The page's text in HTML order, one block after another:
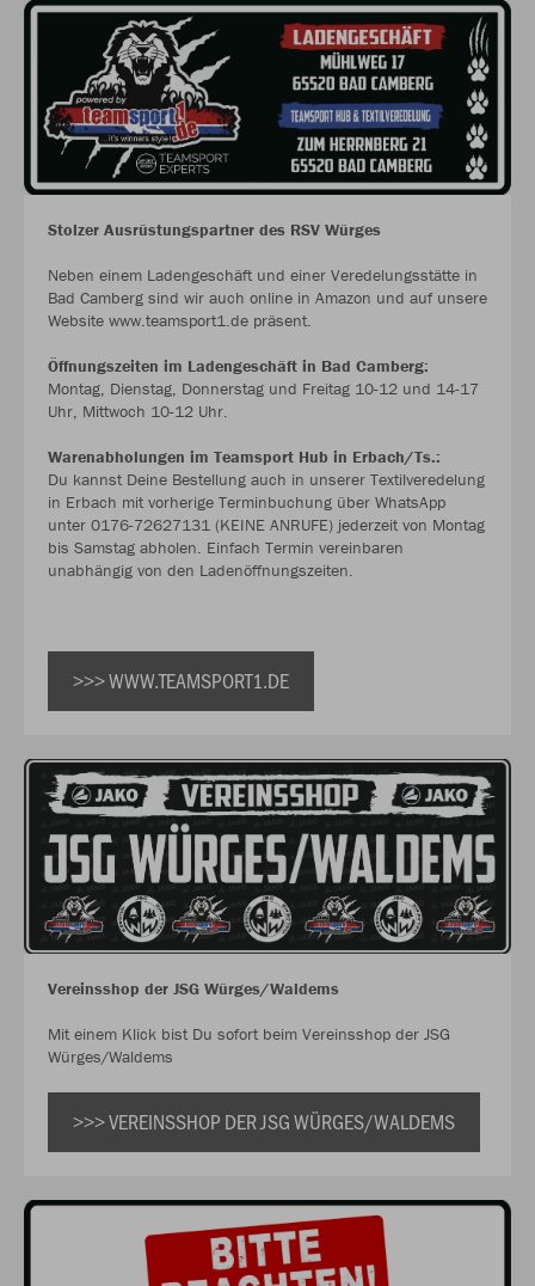
Stolzer Ausrüstungspartner des RSV Würges
Neben einem Ladengeschäft und einer Veredelungsstätte in
Bad Camberg sind wir auch online in Amazon und auf unsere
Website www.teamsport1.de präsent.
Öffnungszeiten im Ladengeschäft in Bad Camberg:
Montag, Dienstag, Donnerstag und Freitag 10-12 und 14-17
Uhr, Mittwoch 10-12 Uhr.
Warenabholungen im Teamsport Hub in Erbach/Ts.:
Du kannst Deine Bestellung auch in unserer Textilveredelung
in Erbach mit vorherige Terminbuchung über WhatsApp
unter 0176-72627131 (KEINE ANRUFE) jederzeit von Montag
bis Samstag abholen. Einfach Termin vereinbaren
unabhängig von den Ladenöffnungszeiten.
>>> WWW.TEAMSPORT1.DE
Vereinsshop der JSG Würges/Waldems
Mit einem Klick bist Du sofort beim Vereinsshop der JSG
Würges/Waldems
>>> VEREINSSHOP DER JSG WÜRGES/WALDEMS